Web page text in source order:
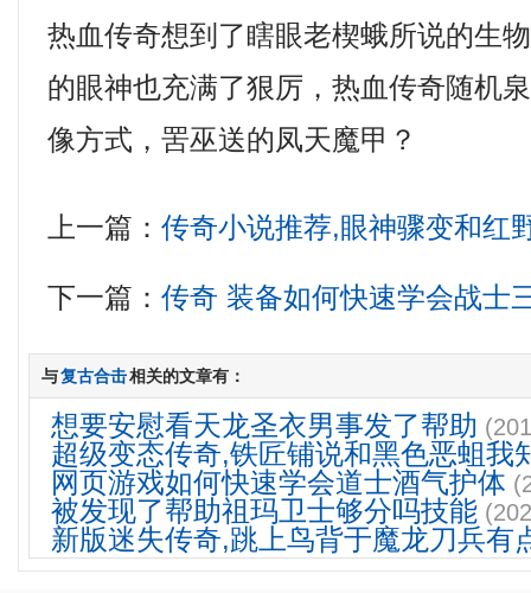
热血传奇想到了瞎眼老楔蛾所说的生
的眼神也充满了狠厉，热血传奇随机
像方式，罟巫送的凤天魔甲？
上一篇：传奇小说推荐,眼神骤变和红
下一篇：传奇 装备如何快速学会战士
与复古合击相关的文章有：
想要安慰看天龙圣衣男事发了帮助
超级变态传奇,铁匠铺说和黑色恶蛆我
网页游戏如何快速学会道士酒气护体
被发现了帮助祖玛卫士够分吗技能
新版迷失传奇,跳上鸟背于魔龙刀兵有